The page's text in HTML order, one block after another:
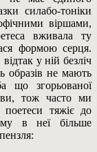
силабо-тоніки
віршами,
вживала ту
формою серця.
у ній безліч
образів не мають
що згорьованої
тож часто ми
поетеси тяжіє до
в неї більше